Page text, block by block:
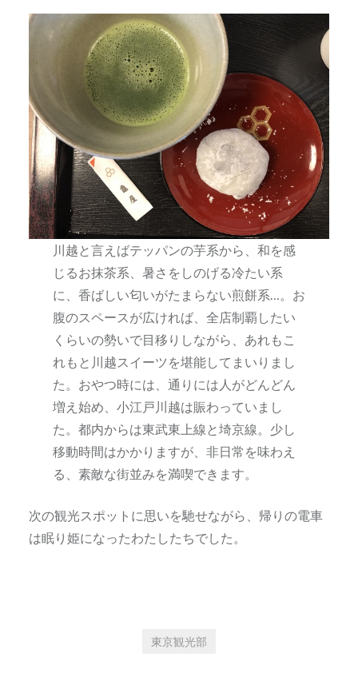
川越と言えばテッパンの芋系から、和を感
じるお抹茶系、暑さをしのげる冷たい系
に、香ばしい匂いがたまらない煎餅系…。お
腹のスペースが広ければ、全店制覇したい
くらいの勢いで目移りしながら、あれもこ
れもと川越スイーツを堪能してまいりまし
た。おやつ時には、通りには人がどんどん
増え始め、小江戸川越は賑わっていまし
た。都内からは東武東上線と埼京線。少し
移動時間はかかりますが、非日常を味わえ
る、素敵な街並みを満喫できます。
次の観光スポットに思いを馳せながら、帰りの電車
は眠り姫になったわたしたちでした。
東京観光部